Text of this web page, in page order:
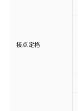
接点定格